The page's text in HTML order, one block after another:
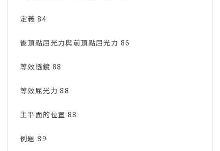
定義 84
後頂點屈光力與前頂點屈光力 86
等效透鏡 88
等效屈光力 88
主平面的位置 88
例題 89